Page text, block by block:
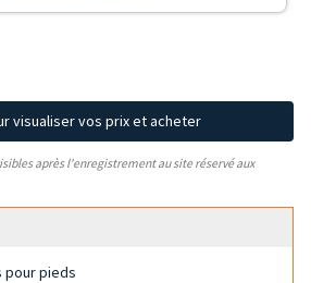
visualiser vos prix et acheter
après l'enregistrement au site réservé aux
pour pieds